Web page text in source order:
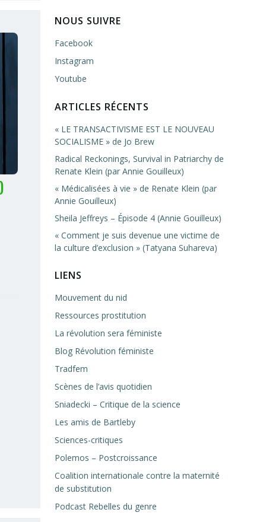
NOUS SUIVRE
Facebook
Instagram
Youtube
ARTICLES RÉCENTS
« LE TRANSACTIVISME EST LE NOUVEAU
SOCIALISME » de Jo Brew
Radical Reckonings, Survival in Patriarchy de
Renate Klein (par Annie Gouilleux)
« Médicalisées à vie » de Renate Klein (par
Annie Gouilleux)
Sheila Jeffreys – Épisode 4 (Annie Gouilleux)
« Comment je suis devenue une victime de
la culture d’exclusion » (Tatyana Suhareva)
LIENS
Mouvement du nid
Ressources prostitution
La révolution sera féministe
Blog Révolution féministe
Tradfem
Scènes de l’avis quotidien
Sniadecki – Critique de la science
Les amis de Bartleby
Sciences-critiques
Polemos – Postcroissance
Coalition internationale contre la maternité
de substitution
Podcast Rebelles du genre